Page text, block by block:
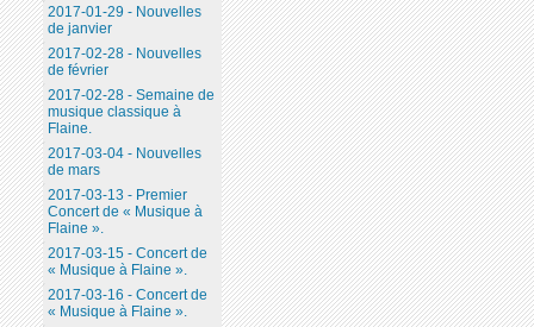
2017-01-29 - Nouvelles
de janvier
2017-02-28 - Nouvelles
de février
2017-02-28 - Semaine de
musique classique à
Flaine.
2017-03-04 - Nouvelles
de mars
2017-03-13 - Premier
Concert de « Musique à
Flaine ».
2017-03-15 - Concert de
« Musique à Flaine ».
2017-03-16 - Concert de
« Musique à Flaine ».